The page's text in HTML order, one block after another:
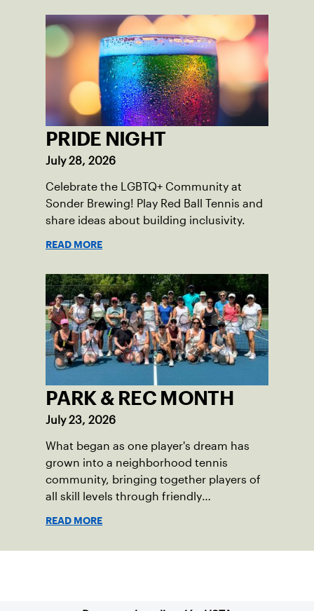
PRIDE NIGHT
July 28, 2026
Celebrate the LGBTQ+ Community at
Sonder Brewing! Play Red Ball Tennis and
share ideas about building inclusivity.
READ MORE
PARK & REC MONTH
July 23, 2026
What began as one player's dream has
grown into a neighborhood tennis
community, bringing together players of
all skill levels through friendly
READ MORE